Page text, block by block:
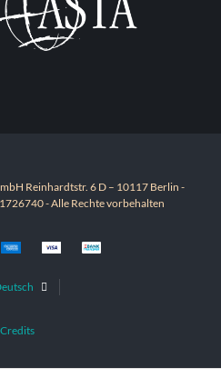
Reinhardtstr. 6 D – 10117 Berlin -
- Alle Rechte vorbehalten
Credits